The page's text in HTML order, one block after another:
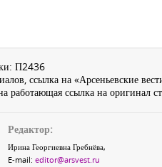
П2436
ссылка на «Арсеньевские
работающая ссылка на оригинал
Редактор:
Ирина Георгиевна Гребнёва,
E-mail: editor@arsvest.ru